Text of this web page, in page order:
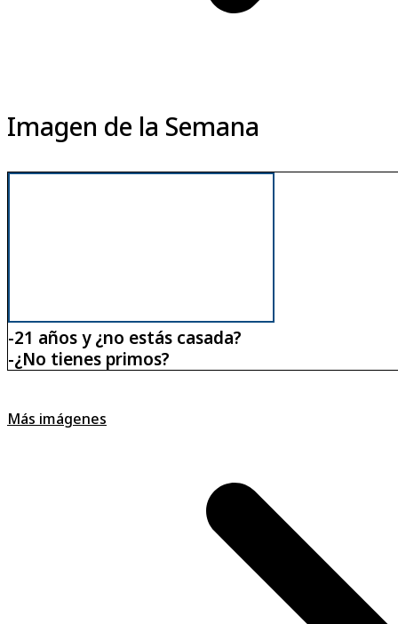
Imagen de la Semana
-21 años y ¿no estás casada?
-¿No tienes primos?
Más imágenes